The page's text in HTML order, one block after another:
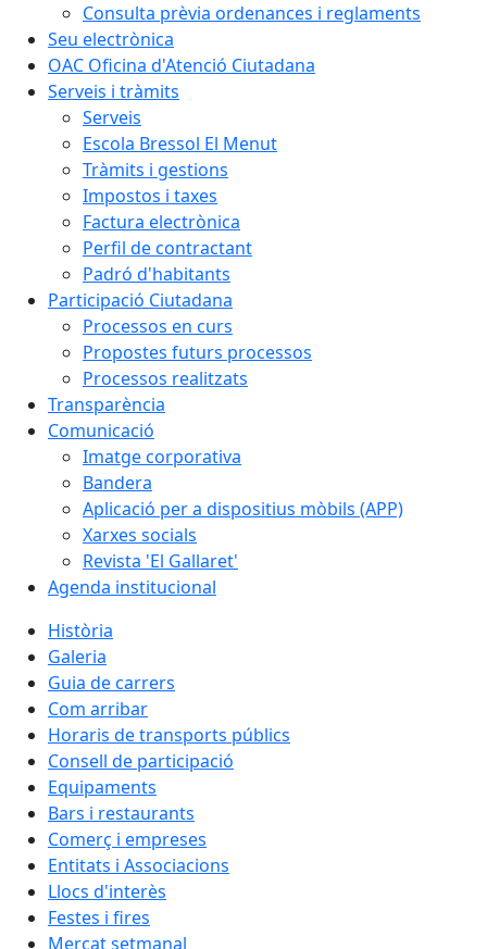
Consulta prèvia ordenances i reglaments
Seu electrònica
OAC Oficina d'Atenció Ciutadana
Serveis i tràmits
Serveis
Escola Bressol El Menut
Tràmits i gestions
Impostos i taxes
Factura electrònica
Perfil de contractant
Padró d'habitants
Participació Ciutadana
Processos en curs
Propostes futurs processos
Processos realitzats
Transparència
Comunicació
Imatge corporativa
Bandera
Aplicació per a dispositius mòbils (APP)
Xarxes socials
Revista 'El Gallaret'
Agenda institucional
Història
Galeria
Guia de carrers
Com arribar
Horaris de transports públics
Consell de participació
Equipaments
Bars i restaurants
Comerç i empreses
Entitats i Associacions
Llocs d'interès
Festes i fires
Mercat setmanal